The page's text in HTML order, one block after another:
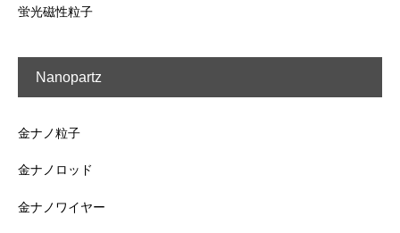
蛍光磁性粒子
Nanopartz
金ナノ粒子
金ナノロッド
金ナノワイヤー